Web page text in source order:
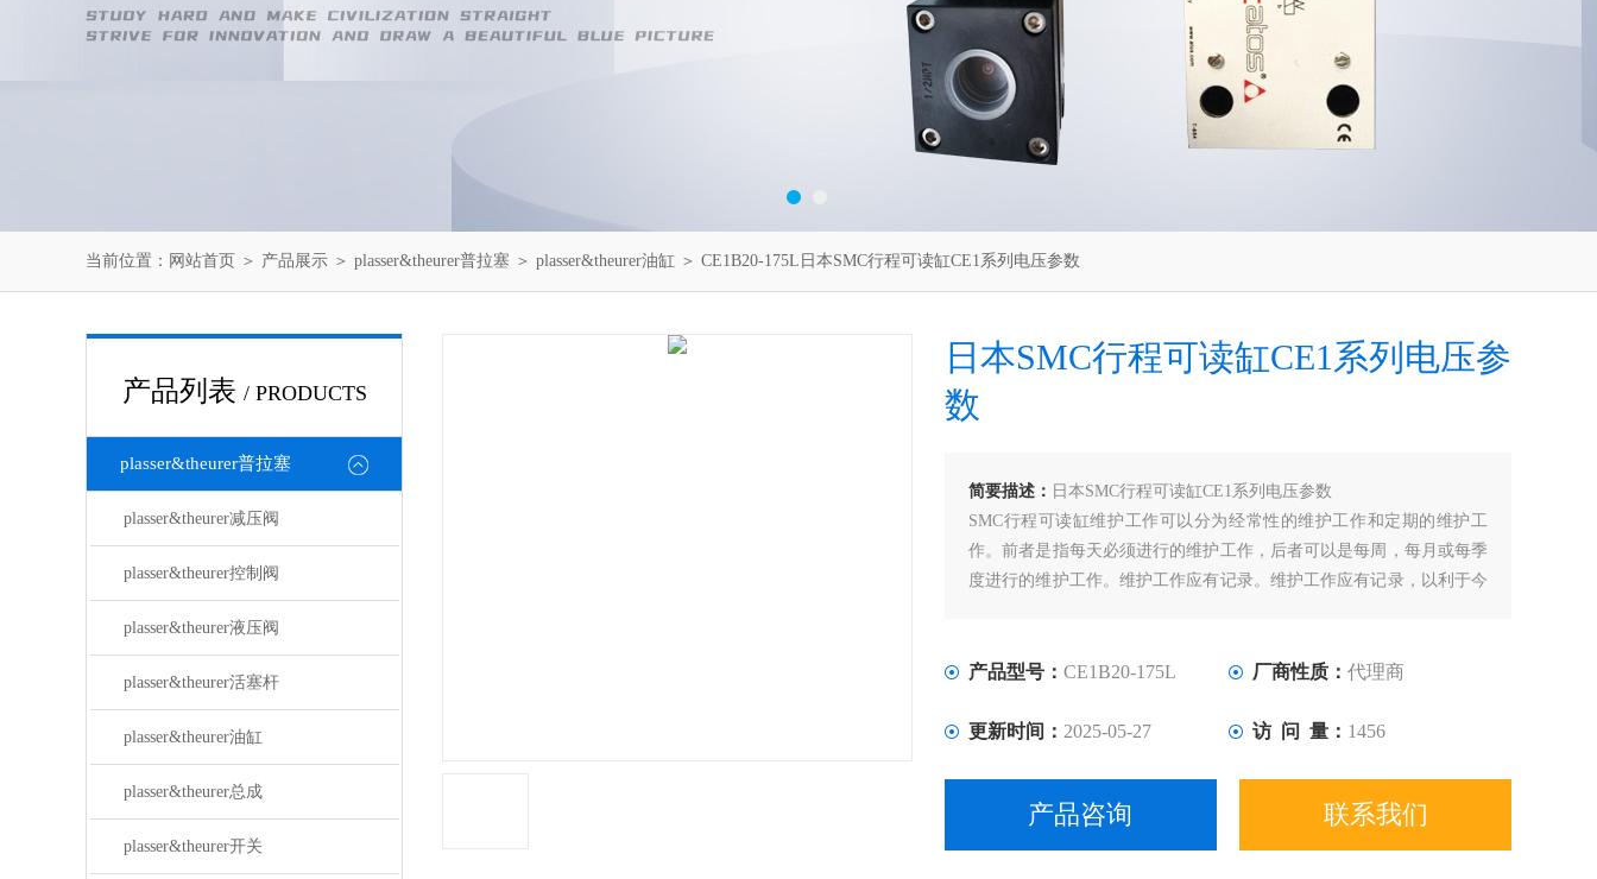
当前位置： 网站首页 ＞ 产品展示 ＞ plasser&theurer普拉塞 ＞ plasser&theurer油缸 ＞ CE1B20-175L日本SMC行程可读缸CE1系列电压参数
产品列表 / PRODUCTS
plasser&theurer普拉塞
plasser&theurer减压阀
plasser&theurer控制阀
plasser&theurer液压阀
plasser&theurer活塞杆
plasser&theurer油缸
plasser&theurer总成
plasser&theurer开关
日本SMC行程可读缸CE1系列电压参
数
简要描述： 日本SMC行程可读缸CE1系列电压参数
SMC行程可读缸维护工作可以分为经常性的维护工作和定期的维护工
作。前者是指每天必须进行的维护工作，后者可以是每周，每月或每季
度进行的维护工作。维护工作应有记录。维护工作应有记录，以利于今
产品型号： CE1B20-175L 厂商性质： 代理商
更新时间： 2025-05-27 访 问 量： 1456
产品咨询 联系我们